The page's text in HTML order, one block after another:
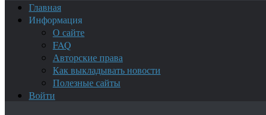
Главная
Информация
О сайте
FAQ
Авторские права
Как выкладывать новости
Полезные сайты
Войти